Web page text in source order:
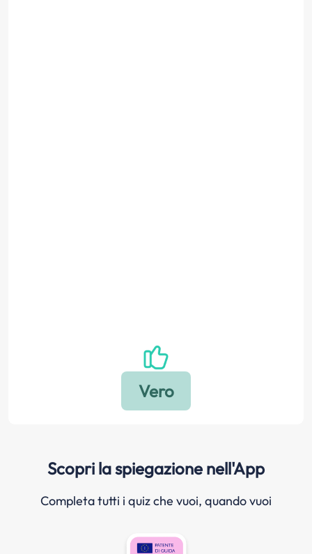
Scopri la spiegazione nell'App
Completa tutti i quiz che vuoi, quando vuoi